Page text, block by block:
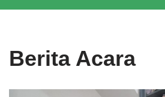
Berita Acara